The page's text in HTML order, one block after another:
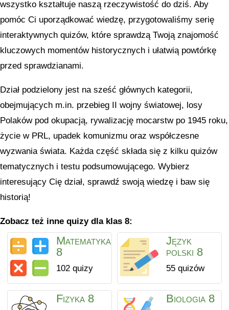
wszystko kształtuje naszą rzeczywistość do dziś. Aby
pomóc Ci uporządkować wiedzę, przygotowaliśmy serię
interaktywnych quizów, które sprawdzą Twoją znajomość
kluczowych momentów historycznych i ułatwią powtórkę
przed sprawdzianami.
Dział podzielony jest na sześć głównych kategorii,
obejmujących m.in. przebieg II wojny światowej, losy
Polaków pod okupacją, rywalizację mocarstw po 1945 roku,
życie w PRL, upadek komunizmu oraz współczesne
wyzwania świata. Każda część składa się z kilku quizów
tematycznych i testu podsumowującego. Wybierz
interesujący Cię dział, sprawdź swoją wiedzę i baw się
historią!
Zobacz też inne quizy dla klas 8:
Język
polski 8
55 quizów
Biologia 8
Matematyka
8
102 quizy
Fizyka 8